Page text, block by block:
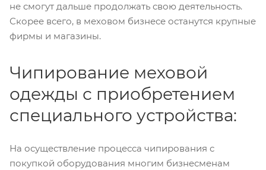
не смогут дальше продолжать свою деятельность.
Скорее всего, в меховом бизнесе останутся крупные
фирмы и магазины.
Чипирование меховой
одежды с приобретением
специального устройства:
На осуществление процесса чипирования с
покупкой оборудования многим бизнесменам